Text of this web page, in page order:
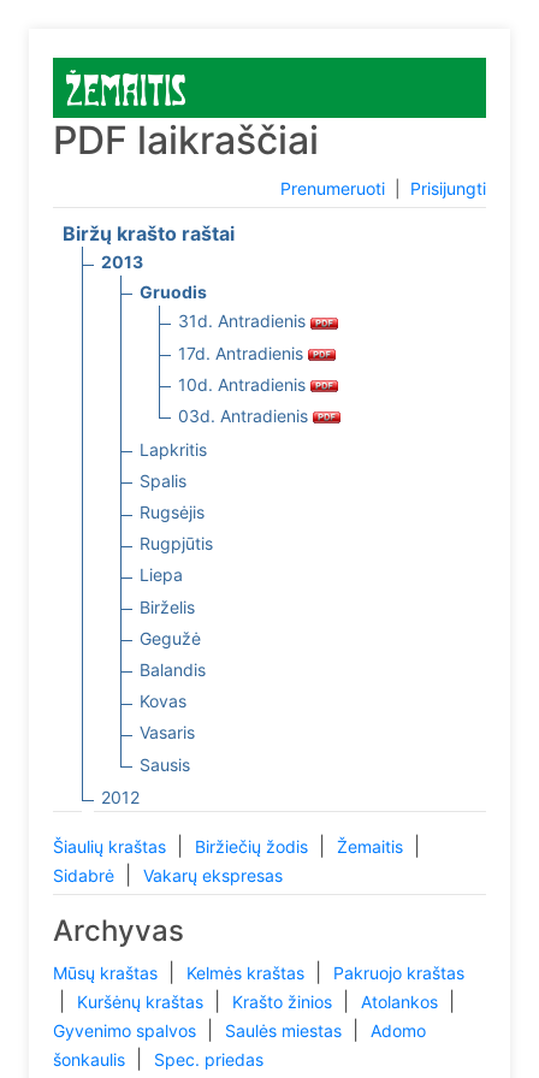
PDF laikraščiai
Prenumeruoti Prisijungti
Biržų krašto raštai
2013
Gruodis
31d. Antradienis
17d. Antradienis
10d. Antradienis
03d. Antradienis
Lapkritis
Spalis
Rugsėjis
Rugpjūtis
Liepa
Birželis
Gegužė
Balandis
Kovas
Vasaris
Sausis
2012
Šiaulių kraštas Biržiečių žodis Žemaitis
Sidabrė Vakarų ekspresas
Archyvas
Mūsų kraštas Kelmės kraštas Pakruojo kraštas
Kuršėnų kraštas Krašto žinios Atolankos
Gyvenimo spalvos Saulės miestas
Adomo
šonkaulis
Spec. priedas